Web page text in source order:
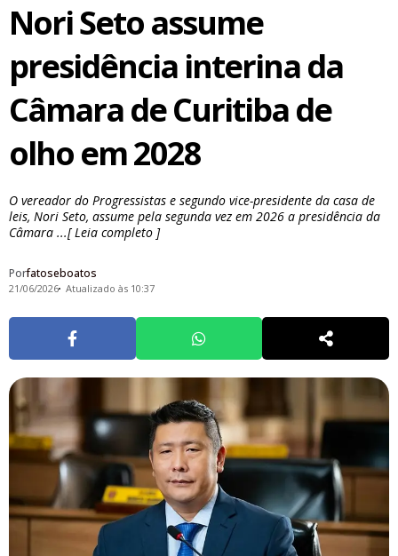
Nori Seto assume
presidência interina da
Câmara de Curitiba de
olho em 2028
O vereador do Progressistas e segundo vice-presidente da casa de
leis, Nori Seto, assume pela segunda vez em 2026 a presidência da
Câmara ...[ Leia completo ]
Porfatoseboatos
21/06/2026 Atualizado às 10:37